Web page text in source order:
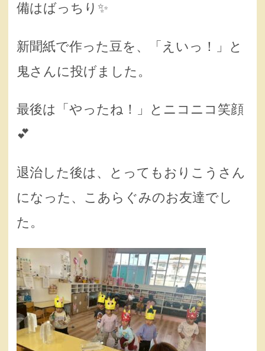
備はばっちり✨
新聞紙で作った豆を、「えいっ！」と
鬼さんに投げました。
最後は「やったね！」とニコニコ笑顔
💕
退治した後は、とってもおりこうさん
になった、こあらぐみのお友達でし
た。